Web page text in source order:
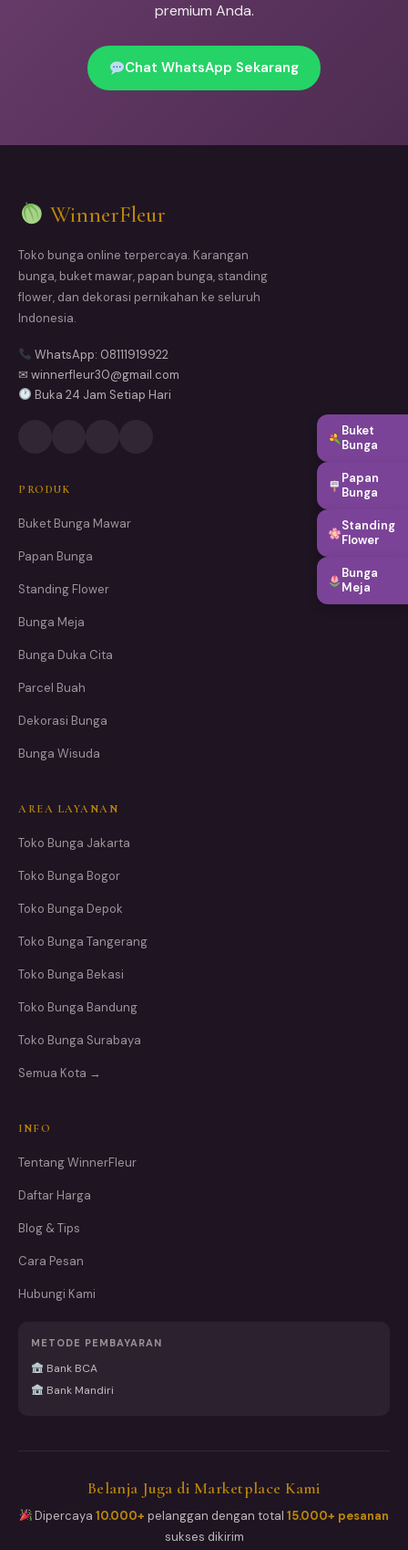
premium Anda.
Chat WhatsApp Sekarang
WinnerFleur
Toko bunga online terpercaya. Karangan
bunga, buket mawar, papan bunga, standing
flower, dan dekorasi pernikahan ke seluruh
Indonesia.
WhatsApp: 08111919922
✉ winnerfleur30@gmail.com
Buka 24 Jam Setiap Hari
PRODUK
Buket Bunga Mawar
Papan Bunga
Standing Flower
Bunga Meja
Bunga Duka Cita
Parcel Buah
Dekorasi Bunga
Bunga Wisuda
AREA LAYANAN
Toko Bunga Jakarta
Toko Bunga Bogor
Toko Bunga Depok
Toko Bunga Tangerang
Toko Bunga Bekasi
Toko Bunga Bandung
Toko Bunga Surabaya
Semua Kota →
INFO
Tentang WinnerFleur
Daftar Harga
Blog & Tips
Cara Pesan
Hubungi Kami
METODE PEMBAYARAN
Bank BCA
Bank Mandiri
Belanja Juga di Marketplace Kami
Dipercaya10.000+ pelanggan dengan total15.000+ pesanan
sukses dikirim
Buket
Bunga
Papan
Bunga
Standing
Flower
Bunga
Meja